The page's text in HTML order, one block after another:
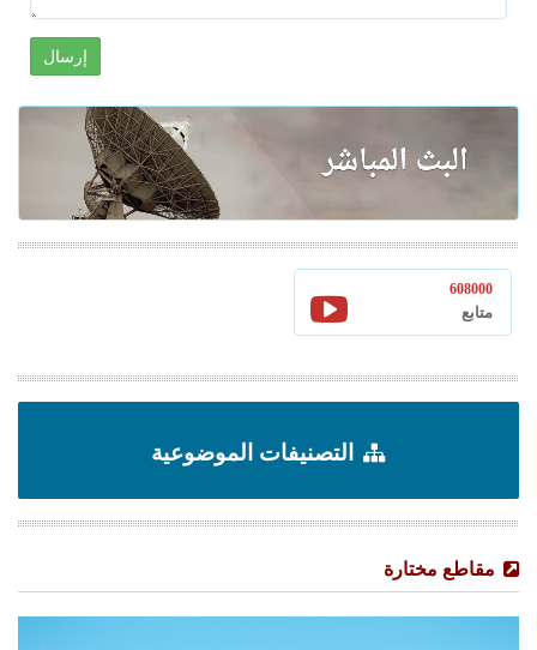
إرسال
608000
متابع
التصنيفات الموضوعية
مقاطع مختارة